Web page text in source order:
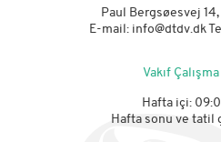
Paul Bergsøesvej
E-mail: info@dtdv.dk
Vakıf
Hafta içi:
Hafta sonu ve tatil